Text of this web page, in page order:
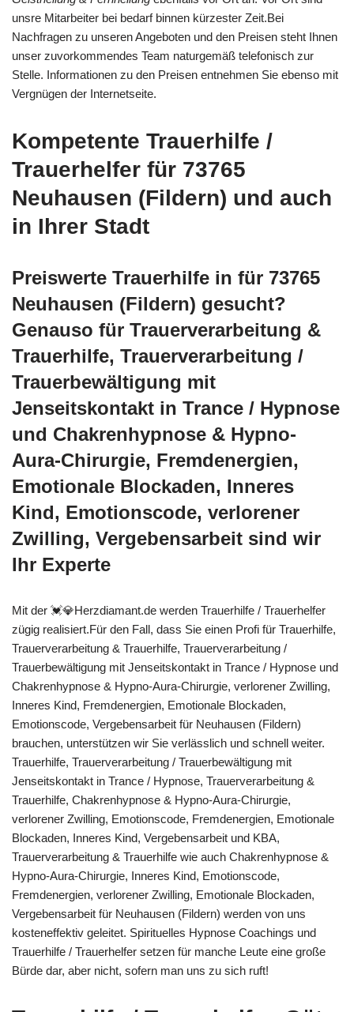
unsre Mitarbeiter bei bedarf binnen kürzester Zeit.Bei
Nachfragen zu unseren Angeboten und den Preisen steht Ihnen
unser zuvorkommendes Team naturgemäß telefonisch zur
Stelle. Informationen zu den Preisen entnehmen Sie ebenso mit
Vergnügen der Internetseite.
Kompetente Trauerhilfe /
Trauerhelfer für 73765
Neuhausen (Fildern) und auch
in Ihrer Stadt
Preiswerte Trauerhilfe in für 73765
Neuhausen (Fildern) gesucht?
Genauso für Trauerverarbeitung &
Trauerhilfe, Trauerverarbeitung /
Trauerbewältigung mit
Jenseitskontakt in Trance / Hypnose
und Chakrenhypnose & Hypno-
Aura-Chirurgie, Fremdenergien,
Emotionale Blockaden, Inneres
Kind, Emotionscode, verlorener
Zwilling, Vergebensarbeit sind wir
Ihr Experte
Mit der 💓️💎Herzdiamant.de werden Trauerhilfe / Trauerhelfer
zügig realisiert.Für den Fall, dass Sie einen Profi für Trauerhilfe,
Trauerverarbeitung & Trauerhilfe, Trauerverarbeitung /
Trauerbewältigung mit Jenseitskontakt in Trance / Hypnose und
Chakrenhypnose & Hypno-Aura-Chirurgie, verlorener Zwilling,
Inneres Kind, Fremdenergien, Emotionale Blockaden,
Emotionscode, Vergebensarbeit für Neuhausen (Fildern)
brauchen, unterstützen wir Sie verlässlich und schnell weiter.
Trauerhilfe, Trauerverarbeitung / Trauerbewältigung mit
Jenseitskontakt in Trance / Hypnose, Trauerverarbeitung &
Trauerhilfe, Chakrenhypnose & Hypno-Aura-Chirurgie,
verlorener Zwilling, Emotionscode, Fremdenergien, Emotionale
Blockaden, Inneres Kind, Vergebensarbeit und KBA,
Trauerverarbeitung & Trauerhilfe wie auch Chakrenhypnose &
Hypno-Aura-Chirurgie, Inneres Kind, Emotionscode,
Fremdenergien, verlorener Zwilling, Emotionale Blockaden,
Vergebensarbeit für Neuhausen (Fildern) werden von uns
kosteneffektiv geleitet. Spirituelles Hypnose Coachings und
Trauerhilfe / Trauerhelfer setzen für manche Leute eine große
Bürde dar, aber nicht, sofern man uns zu sich ruft!